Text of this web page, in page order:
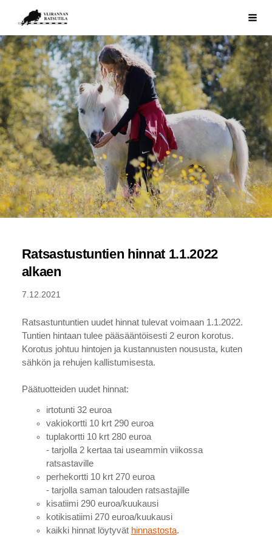
sivun
sisältöön
Ylirannan Ratsutila
Ratsastustuntien hinnat 1.1.2022
alkaen
7.12.2021
Ratsastuntuntien uudet hinnat tulevat voimaan 1.1.2022.
Tuntien hintaan tulee pääsääntöisesti 2 euron korotus.
Korotus johtuu hintojen ja kustannusten noususta, kuten
sähkön ja rehujen kallistumisesta.
Päätuotteiden uudet hinnat:
irtotunti 32 euroa
vakiokortti 10 krt 290 euroa
tuplakortti 10 krt 280 euroa
- tarjolla 2 kertaa tai useammin viikossa
ratsastaville
perhekortti 10 krt 270 euroa
- tarjolla saman talouden ratsastajille
kisatiimi 290 euroa/kuukausi
kotikisatiimi 270 euroa/kuukausi
kaikki hinnat löytyvät hinnastosta.